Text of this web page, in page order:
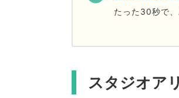
たった30秒で
スタジオア